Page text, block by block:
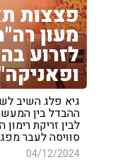
פצצות
מעון
לזרוע
גיא פלג השיב
ההבדל בין
לבין זריקת
סוויסה לעבר
04/12/2024